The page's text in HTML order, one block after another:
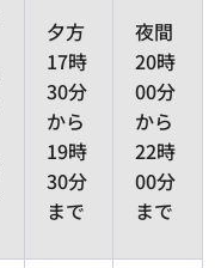
夕方
17時
30分
から
19時
30分
まで
夜間
20時
00分
から
22時
00分
まで